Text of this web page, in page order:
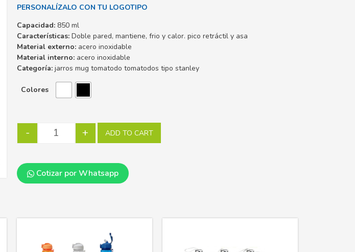
PERSONALÍZALO CON TU LOGOTIPO
Capacidad: 850 ml
Características: Doble pared, mantiene, frio y calor. pico retráctil y asa
Material externo: acero inoxidable
Material interno: acero inoxidable
Categoría: jarros mug tomatodo tomatodos tipo stanley
Colores
- + ADD TO CART
Cotizar por Whatsapp